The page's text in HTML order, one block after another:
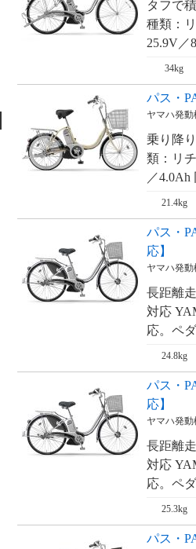
タフで
種類：
25.9V／
34kg
パス・
ヤマハ発
乗り降
類：リ
／
21.4kg
パス・
応】
ヤマハ発
長距離
対応
応。ペ
24.8kg
パス・
応】
ヤマハ発
長距離
対応
応。ペ
25.3kg
パス・